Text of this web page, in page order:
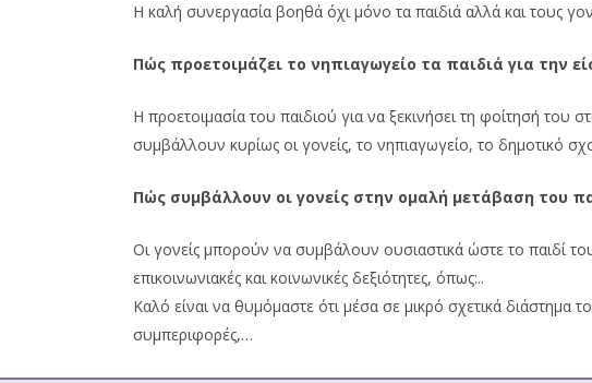
Η καλή συνεργασία βοηθά όχι μόνο τα παιδιά αλλά και τους
Πώς προετοιμάζει το νηπιαγωγείο τα παιδιά για την
Η προετοιμασία του παιδιού για να ξεκινήσει τη φοίτησή του
συμβάλλουν κυρίως οι γονείς, το νηπιαγωγείο, το δημοτικό
Πώς συμβάλλουν οι γονείς στην ομαλή μετάβαση του
Οι γονείς μπορούν να συμβάλουν ουσιαστικά ώστε το παιδί
επικοινωνιακές και κοινωνικές δεξιότητες, όπως:..
Καλό είναι να θυμόμαστε ότι μέσα σε μικρό σχετικά διάστημα
συμπεριφορές,…